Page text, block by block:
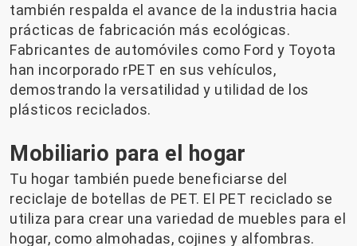
también respalda el avance de la industria hacia
prácticas de fabricación más ecológicas.
Fabricantes de automóviles como Ford y Toyota
han incorporado rPET en sus vehículos,
demostrando la versatilidad y utilidad de los
plásticos reciclados.
Mobiliario para el hogar
Tu hogar también puede beneficiarse del
reciclaje de botellas de PET. El PET reciclado se
utiliza para crear una variedad de muebles para el
hogar, como almohadas, cojines y alfombras.